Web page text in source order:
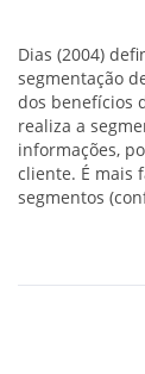
Dias (2004)
segmentação
dos benefícios
realiza a
informações,
cliente. É mais
segmentos